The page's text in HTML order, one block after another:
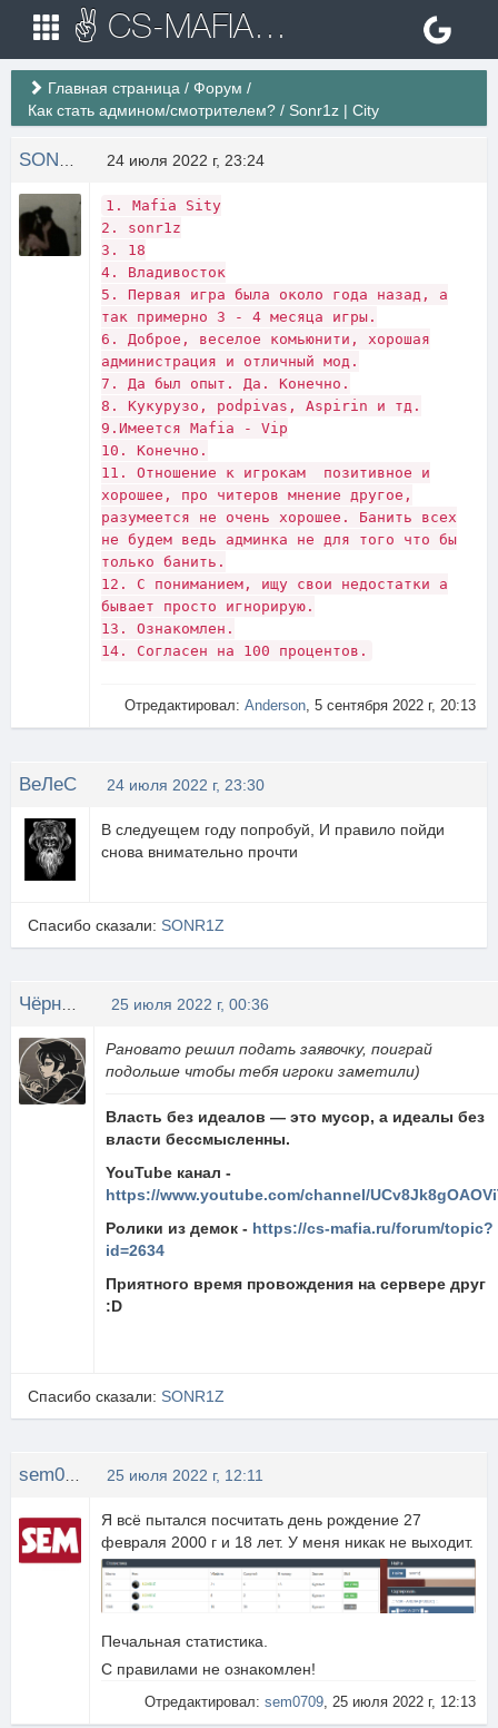
✌ CS-MAFIA.RU ✌ Игровые сервера Counter Strike 1.6
Главная страница / Форум /
Как стать админом/смотрителем? / Sonr1z | City
24 июля 2022 г, 23:24
1. Mafia Sity
2. sonr1z
3. 18
4. Владивосток
5. Первая игра была около года назад, а
так примерно 3 - 4 месяца игры.
6. Доброе, веселое комьюнити, хорошая
администрация и отличный мод.
7. Да был опыт. Да. Конечно.
8. Кукурузо, podpivas, Aspirin и тд.
9.Имеется Mafia - Vip
10. Конечно.
11. Отношение к игрокам позитивное и
хорошее, про читеров мнение другое,
разумеется не очень хорошее. Банить всех
не будем ведь админка не для того что бы
только банить.
12. С пониманием, ищу свои недостатки а
бывает просто игнорирую.
13. Ознакомлен.
14. Согласен на 100 процентов.
Отредактировал: Anderson, 5 сентября 2022 г, 20:13
ВеЛеС 24 июля 2022 г, 23:30
В следуещем году попробуй, И правило пойди
снова внимательно прочти
Спасибо сказали: SONR1Z
25 июля 2022 г, 00:36
Рановато решил подать заявочку, поиграй
подольше чтобы тебя игроки заметили)
Власть без идеалов — это мусор, а идеалы без
власти бессмысленны.
YouTube канал -
https://www.youtube.com/channel/
Ролики из демок - https://cs-mafia.ru/forum/topic?
id=2634
Приятного время провождения на сервере друг
:D
Спасибо сказали: SONR1Z
25 июля 2022 г, 12:11
Я всё пытался посчитать день рождение 27
февраля 2000 г и 18 лет. У меня никак не выходит.
Печальная статистика.
С правилами не ознакомлен!
Отредактировал: sem0709, 25 июля 2022 г, 12:13